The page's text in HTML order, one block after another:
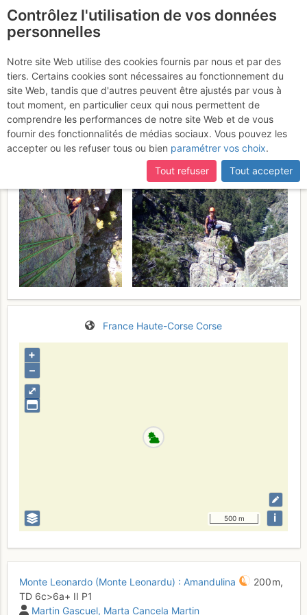
Monte Leonardo (Monte
Leonardu) : Amandulina
Mardi 23 mai 2017
France Haute-Corse Corse
⤢
+
–
500 m i
Monte Leonardo (Monte Leonardu) : Amandulina
200 m,
TD 6c>6a+ II P1
Martin Gascuel Marta Cancela Martin
Contrôlez l'utilisation de vos données
personnelles
Notre site Web utilise des cookies fournis par nous et par des
tiers. Certains cookies sont nécessaires au fonctionnement du
site Web, tandis que d'autres peuvent être ajustés par vous à
tout moment, en particulier ceux qui nous permettent de
comprendre les performances de notre site Web et de vous
fournir des fonctionnalités de médias sociaux. Vous pouvez les
accepter ou les refuser tous ou bien paramétrer vos choix.
Tout refuser
Tout accepter